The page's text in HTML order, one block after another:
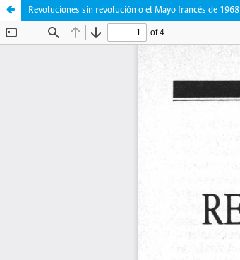
Revoluciones sin revolución o el Mayo francés de 1968